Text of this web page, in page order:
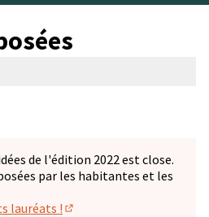
de l'édition 2022 est close.
par les habitantes et les
lauréats !